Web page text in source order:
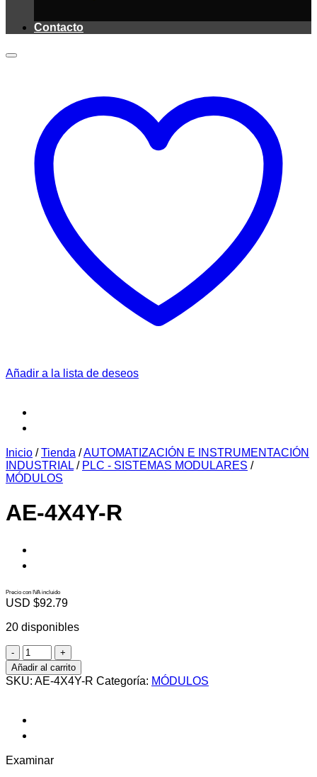
Contacto
Añadir a la lista de deseos
Inicio / Tienda /AUTOMATIZACIÓN E INSTRUMENTACIÓN
INDUSTRIAL / PLC - SISTEMAS MODULARES /
MÓDULOS
AE-4X4Y-R
Precio con IVA incluido
USD $92.79
20 disponibles
AE-
4X4Y-
R
cantidad
Añadir al carrito
SKU: AE-4X4Y-R Categoría: MÓDULOS
Examinar